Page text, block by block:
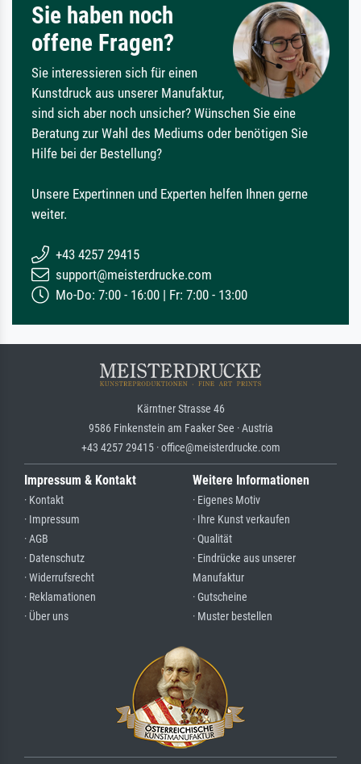
Sie haben noch
offene Fragen?
Sie interessieren sich für einen
Kunstdruck aus unserer Manufaktur,
sind sich aber noch unsicher? Wünschen Sie eine
Beratung zur Wahl des Mediums oder benötigen Sie
Hilfe bei der Bestellung?
Unsere Expertinnen und Experten helfen Ihnen gerne
weiter.
+43 4257 29415
support@meisterdrucke.com
Mo-Do: 7:00 - 16:00 | Fr: 7:00 - 13:00
Kärntner Strasse 46
9586 Finkenstein am Faaker See · Austria
+43 4257 29415 · office@meisterdrucke.com
Impressum & Kontakt
· Kontakt
· Impressum
· AGB
· Datenschutz
· Widerrufsrecht
· Reklamationen
· Über uns
Weitere Informationen
· Eigenes Motiv
· Ihre Kunst verkaufen
· Qualität
· Eindrücke aus unserer
Manufaktur
· Gutscheine
· Muster bestellen